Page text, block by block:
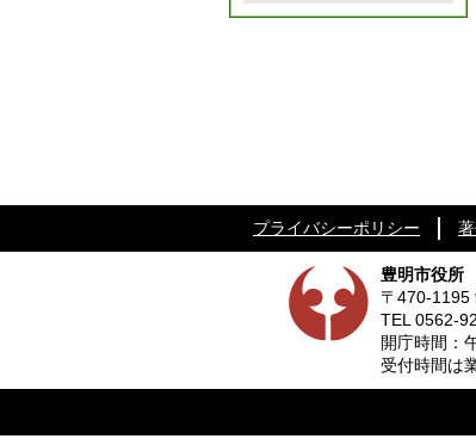
プライバシーポリシー
豊明市役所
〒470-1195
TEL0562-
開庁時間：
受付時間は業務に